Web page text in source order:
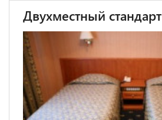
Двухместный стандарт